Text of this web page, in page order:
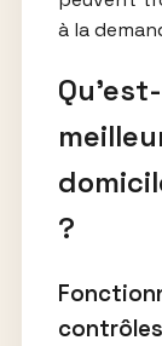
à la
?